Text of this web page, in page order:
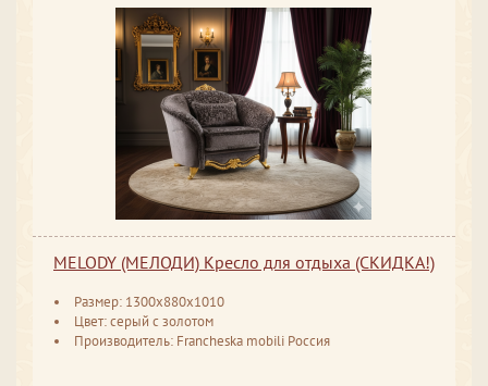
MELODY (МЕЛОДИ) Кресло для отдыха (СКИДКА!)
Размер: 1300x880x1010
Цвет: серый с золотом
Производитель: Francheska mobili Россия